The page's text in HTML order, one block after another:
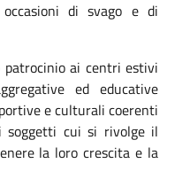
di svago e di
patrocinio ai centri estivi
ed educative
e culturali coerenti
soggetti cui si rivolge il
la loro crescita e la